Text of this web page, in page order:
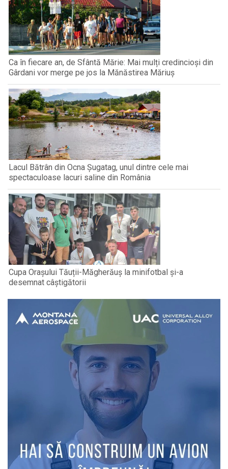
Ca în fiecare an, de Sfântă Mărie: Mai mulți credincioși din
Gârdani vor merge pe jos la Mănăstirea Măriuș
Lacul Bătrân din Ocna Șugatag, unul dintre cele mai
spectaculoase lacuri saline din România
Cupa Orașului Tăuții-Măgherăuș la minifotbal și-a
desemnat câștigătorii